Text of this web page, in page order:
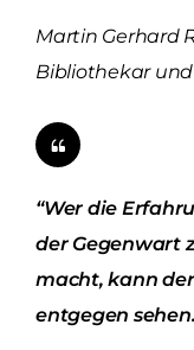
Martin Gerhard
Bibliothekar
“Wer die
der Gegenwart
macht, kann
entgegen